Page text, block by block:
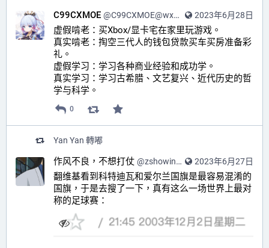
2023年6月28日
C99CXMOE @C99CXMOE@wxw.moe
虚假啃老：买Xbox/显卡宅在家里玩游戏。
真实啃老：掏空三代人的钱包贷款买车买房准备彩
礼。
虚假学习：学习各种商业经验和成功学。
真实学习：学习古希腊、文艺复兴、近代历史的哲
学与科学。
0
Yan Yan 轉嘟
2023年6月27日
作风不良，不想打仗 @zshowing@m.cmx.im
翻维基看到科特迪瓦和爱尔兰国旗是最容易混淆的
国旗，于是去搜了一下，真有这么一场世界上最对
称的足球赛：